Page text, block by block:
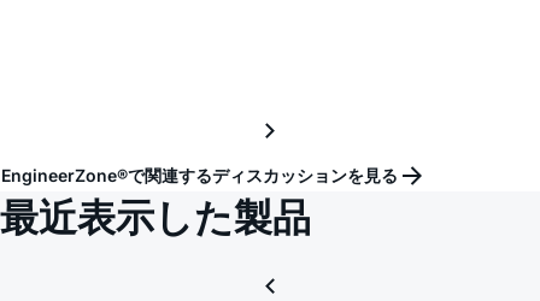
EngineerZone®で関連するディスカッションを見る
最近表示した製品